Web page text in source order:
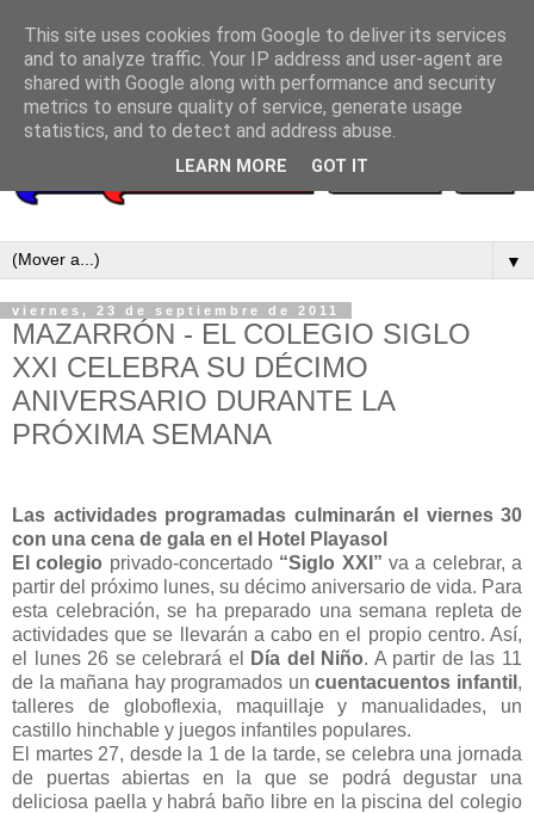
▼
viernes, 23 de septiembre de 2011
MAZARRÓN - EL COLEGIO SIGLO
XXI CELEBRA SU DÉCIMO
ANIVERSARIO DURANTE LA
PRÓXIMA SEMANA
Las actividades programadas culminarán el viernes 30
con una cena de gala en el Hotel Playasol
El colegio privado-concertado “Siglo XXI” va a celebrar, a
partir del próximo lunes, su décimo aniversario de vida. Para
esta celebración, se ha preparado una semana repleta de
actividades que se llevarán a cabo en el propio centro. Así,
el lunes 26 se celebrará el
Día del Niño. A partir de las 11
de la mañana hay programados uncuentacuentos infantil ,
talleres de globoflexia, maquillaje y manualidades, un
castillo hinchable y juegos infantiles populares.
El martes 27, desde la 1 de la tarde, se celebra una jornada
de puertas abiertas en la que se podrá degustar una
deliciosa paella y habrá baño libre en la piscina del colegio
This site uses cookies from Google to deliver its services
and to analyze traffic. Your IP address and user-agent are
shared with Google along with performance and security
metrics to ensure quality of service, generate usage
statistics, and to detect and address abuse.
LEARN MORE GOT IT